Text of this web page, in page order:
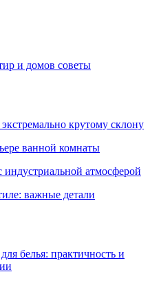
и домов советы
крутому склону
ванной комнаты
атмосферой
важные детали
белья: практичность и